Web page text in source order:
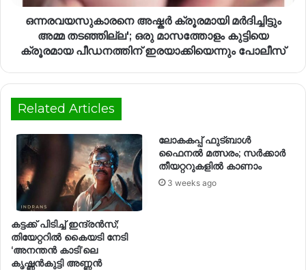
ഒന്നരവയസുകാരനെ അഷ്കർ ക്രൂരമായി മർദിച്ചിട്ടും
അമ്മ തടഞ്ഞില്ല'; ഒരു മാസത്തോളം കുട്ടിയെ
ക്രൂരമായ പീഡനത്തിന് ഇരയാക്കിയെന്നും പോലീസ്
Related Articles
കട്ടക്ക് പിടിച്ച് ഇന്ദ്രൻസ്;
തിയേറ്ററിൽ കൈയടി നേടി
‘അനന്തൻ കാടി’ലെ
കൃഷ്ണൻകുട്ടി അണ്ണൻ
ലോകകപ്പ് ഫുട്ബാൾ
ഫൈനൽ മത്സരം; സര്‍ക്കാര്‍
തീയറ്ററുകളില്‍ കാണാം
3 weeks ago